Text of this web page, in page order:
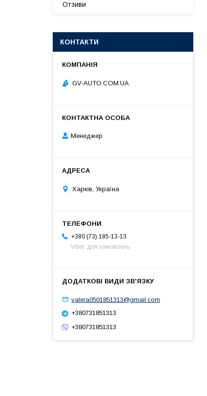
Отзиви
КОНТАКТИ
GV-AUTO.COM.UA
Менеджер
Харків, Україна
+380 (73) 185-13-13
Viber. для замовлень
valera0501851313@gmail.com
+380731851313
+380731851313